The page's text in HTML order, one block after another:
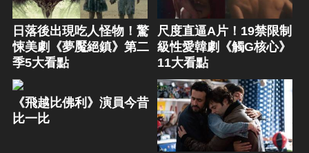
日落後出現吃人怪物！驚
悚美劇《夢魘絕鎮》第二
季5大看點
尺度直逼A片！19禁限制
級性愛韓劇《觸G核心》
11大看點
《飛越比佛利》演員今昔
比一比